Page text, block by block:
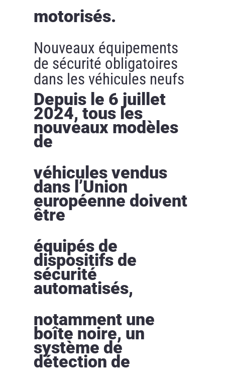
motorisés.
Nouveaux équipements
de sécurité obligatoires
dans les véhicules neufs
Depuis le 6 juillet
2024, tous les
nouveaux modèles
de
véhicules vendus
dans l’Union
européenne doivent
être
équipés de
dispositifs de
sécurité
automatisés,
notamment une
boîte noire, un
système de
détection de